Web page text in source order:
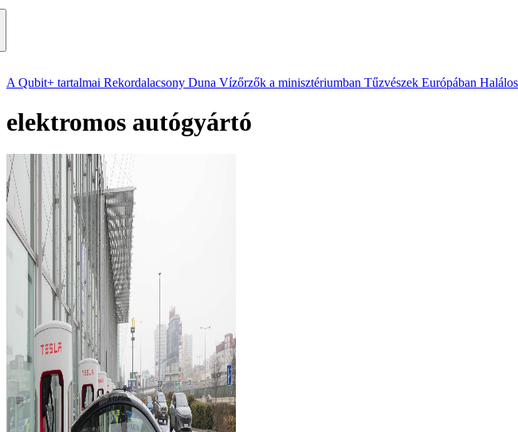
A Qubit+ tartalmai Rekordalacsony Duna Vízőrzők a minisztériumban Tűzvészek Európában
elektromos autógyártó